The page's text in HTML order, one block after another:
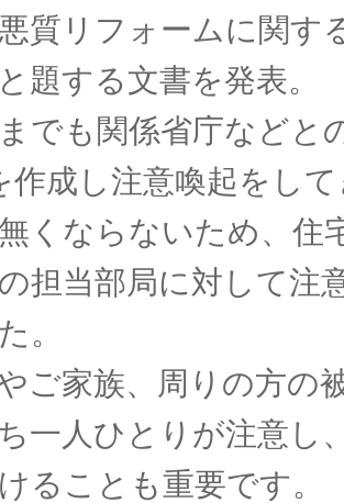
質リフォームに関す
題する文書を発表。
でも関係省庁などと
作成し注意喚起をし
くならないため、住
担当部局に対して注
。
ご家族、周りの方の
一人ひとりが注意し
ることも重要です。